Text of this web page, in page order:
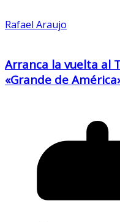
Rafael Araujo
Arranca la vuelta al
«Grande de